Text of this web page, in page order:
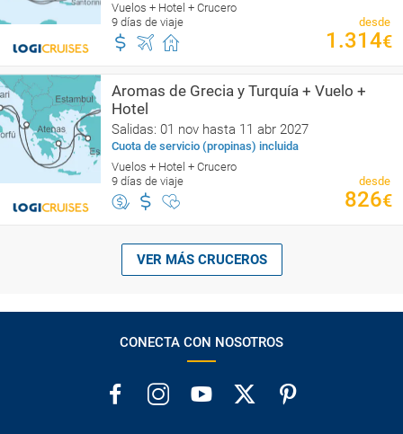
Vuelos + Hotel + Crucero
9 días de viaje
desde
1.314€
Aromas de Grecia y Turquía + Vuelo +
Hotel
Salidas: 01 nov hasta 11 abr 2027
Cuota de servicio (propinas) incluida
Vuelos + Hotel + Crucero
9 días de viaje
desde
826€
VER MÁS CRUCEROS
CONECTA CON NOSOTROS